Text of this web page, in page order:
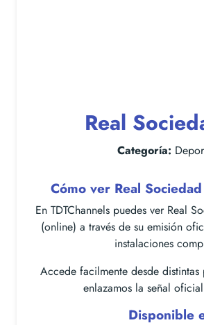
Real
Categoría:
Cómo ver Real
En TDTChannels puedes ver Real
(online) a través de su emisión
instalaciones
Accede facilmente desde distintas
enlazamos la señal
Disponible